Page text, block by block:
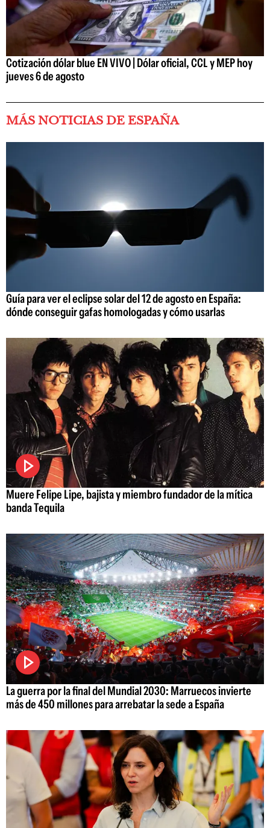
Cotización dólar blue EN VIVO | Dólar oficial, CCL y MEP hoy
jueves 6 de agosto
MÁS NOTICIAS DE ESPAÑA
Guía para ver el eclipse solar del 12 de agosto en España:
dónde conseguir gafas homologadas y cómo usarlas
Muere Felipe Lipe, bajista y miembro fundador de la mítica
banda Tequila
La guerra por la final del Mundial 2030: Marruecos invierte
más de 450 millones para arrebatar la sede a España